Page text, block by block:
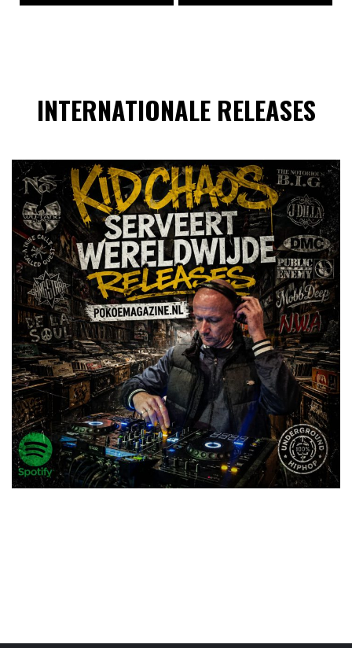
INTERNATIONALE RELEASES